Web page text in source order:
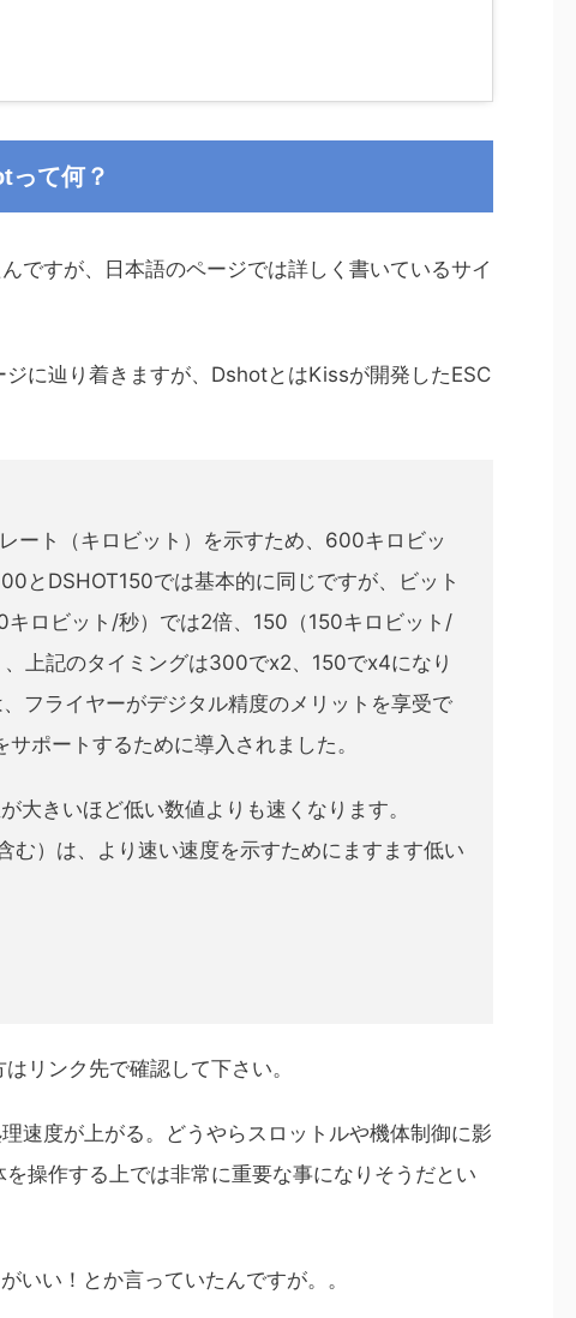
て何？
ですが、日本語のページでは詳しく書いているサイ
に辿り着きますが、DshotとはKissが開発したESC
ート（キロビット）を示すため、600キロビッ
とDSHOT150では基本的に同じですが、ビット
ロビット/秒）では2倍、150（150キロビット/
上記のタイミングは300でx2、150でx4になり
フライヤーがデジタル精度のメリットを享受で
ポートするために導入されました。
大きいほど低い数値よりも速くなります。
）は、より速い速度を示すためにますます低い
リンク先で確認して下さい。
速度が上がる。どうやらスロットルや機体制御に影
操作する上では非常に重要な事になりそうだとい
い！とか言っていたんですが。。